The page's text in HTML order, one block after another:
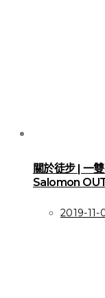
關於徒步 | 一
Salomon
2019-11-